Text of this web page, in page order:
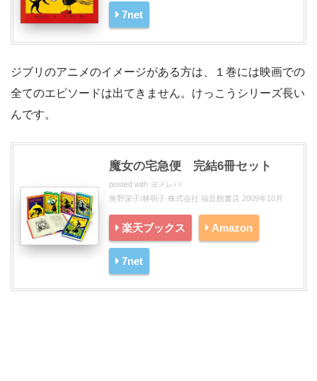
7net
ジブリのアニメのイメージがある方は、１巻には映画での
全てのエピソードは出てきません。けっこうシリーズ長い
んです。
魔女の宅急便 完結6冊セット
posted with ヨメレバ
角野栄子/林明子 株式会社 福音館書店 2009年10月
楽天ブックス Amazon
7net